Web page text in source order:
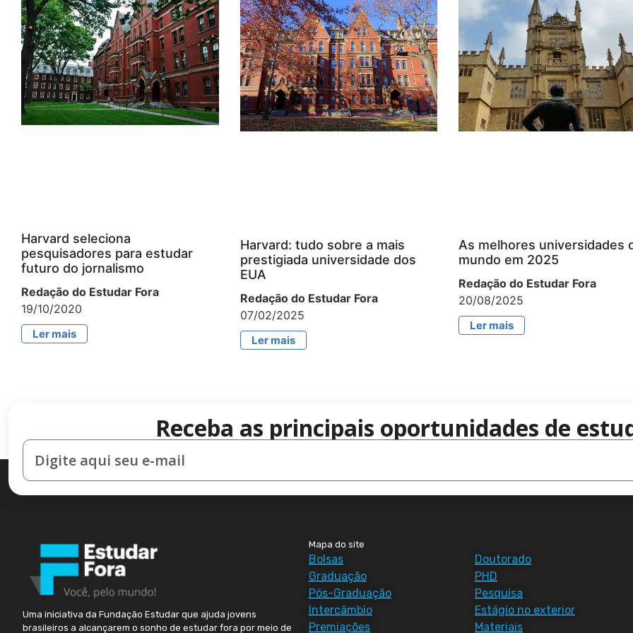
Harvard seleciona
pesquisadores para estudar
futuro do jornalismo
Redação do Estudar Fora
19/10/2020
Ler mais
Harvard: tudo sobre a mais
prestigiada universidade dos
EUA
Redação do Estudar Fora
07/02/2025
Ler mais
As melhores universidades
mundo em 2025
Redação do Estudar Fora
20/08/2025
Ler mais
Receba as principais oportunidades de
Uma iniciativa da Fundação Estudar que ajuda jovens
brasileiros a alcançarem o sonho de estudar fora por meio de
Mapa do site
Bolsas
Graduação
Pós-Graduação
Intercâmbio
Premiações
Doutorado
PHD
Pesquisa
Estágio no exterior
Materiais